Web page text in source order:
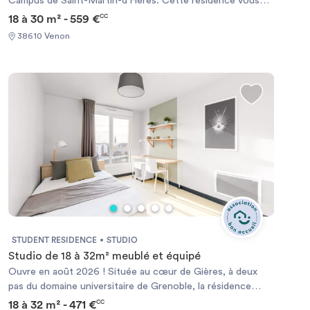
offre un maximum de services et vous permet de travailler
en toute sérénité dans un cadre agréable. Le bus et le
tramway sont à proximité immédiate. Les stations de ski
de vos week-ends d’hiver pour dévaler les pistes.
Chauffage électrique et ballon d’eau chaude individuels.
18 à 30 m² - 559 €CC
38610 Venon
STUDENT RESIDENCE STUDIO
Studio de 18 à 32m² meublé et équipé
Ouvre en août 2026 ! Située au cœur de Gières, à deux
pas du domaine universitaire de Grenoble, la résidence
Gières Campus Bon Accueil propose 72 logements
18 à 32 m² - 471 €CC